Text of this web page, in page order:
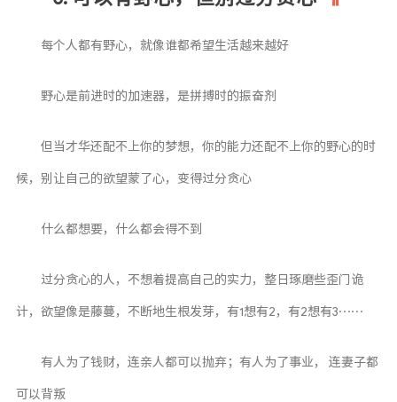
每个人都有野心，就像谁都希望生活越来越好
野心是前进时的加速器，是拼搏时的振奋剂
但当才华还配不上你的梦想，你的能力还配不上你的野心的时
候，别让自己的欲望蒙了心，变得过分贪心
什么都想要，什么都会得不到
过分贪心的人，不想着提高自己的实力，整日琢磨些歪门诡
计，欲望像是藤蔓，不断地生根发芽，有1想有2，有2想有3……
有人为了钱财，连亲人都可以抛弃；有人为了事业， 连妻子都
可以背叛